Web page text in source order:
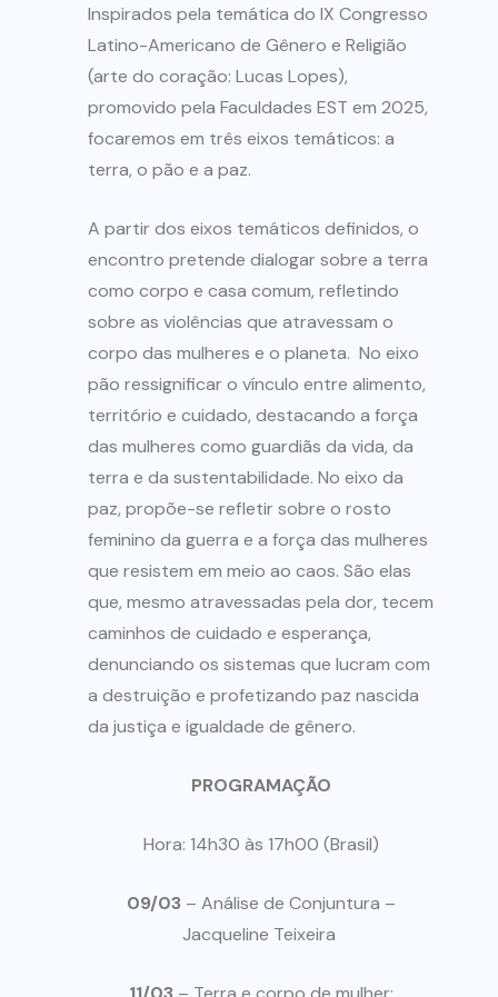
Inspirados pela temática do IX Congresso
Latino-Americano de Gênero e Religião
(arte do coração: Lucas Lopes),
promovido pela Faculdades EST em 2025,
focaremos em três eixos temáticos: a
terra, o pão e a paz.
A partir dos eixos temáticos definidos, o
encontro pretende dialogar sobre a terra
como corpo e casa comum, refletindo
sobre as violências que atravessam o
corpo das mulheres e o planeta. No eixo
pão ressignificar o vínculo entre alimento,
território e cuidado, destacando a força
das mulheres como guardiãs da vida, da
terra e da sustentabilidade. No eixo da
paz, propõe-se refletir sobre o rosto
feminino da guerra e a força das mulheres
que resistem em meio ao caos. São elas
que, mesmo atravessadas pela dor, tecem
caminhos de cuidado e esperança,
denunciando os sistemas que lucram com
a destruição e profetizando paz nascida
da justiça e igualdade de gênero.
PROGRAMAÇÃO
Hora: 14h30 às 17h00 (Brasil)
09/03 – Análise de Conjuntura –
Jacqueline Teixeira